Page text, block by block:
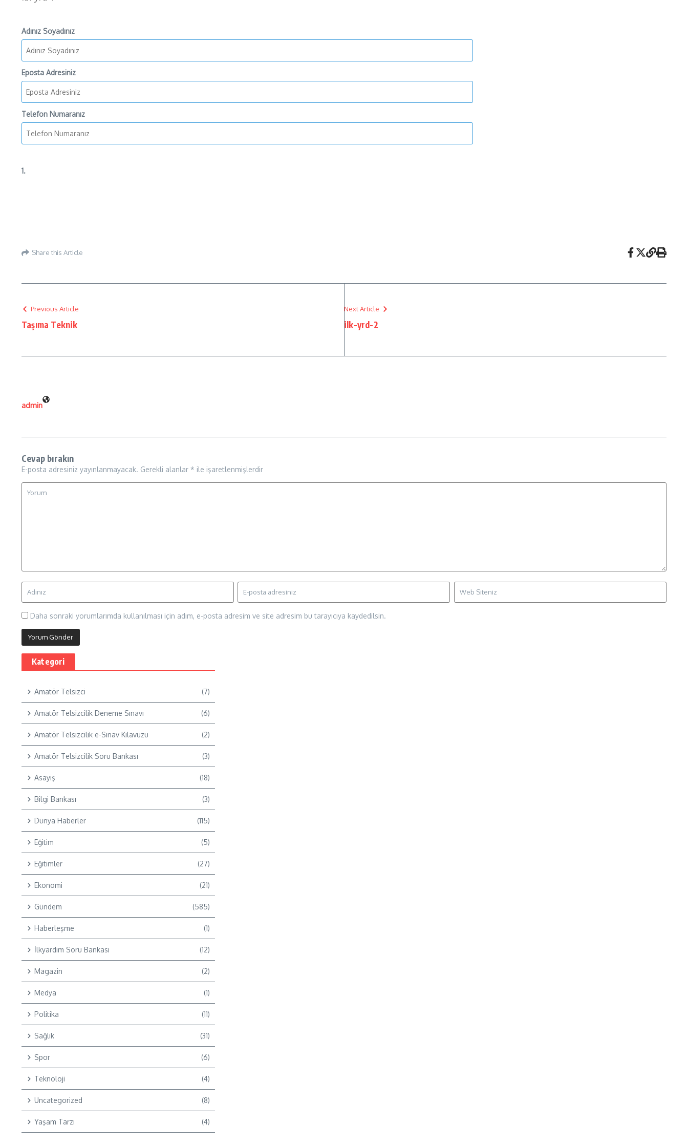
Adınız Soyadınız
Eposta Adresiniz
Telefon Numaranız
1.
Share this Article
Previous Article
Taşıma Teknik
Next Article
ilk-yrd-2
admin
Cevap bırakın
E-posta adresiniz yayınlanmayacak. Gerekli alanlar * ile işaretlenmişlerdir
Daha sonraki yorumlarımda kullanılması için adım, e-posta adresim ve site adresim bu tarayıcıya kaydedilsin.
Kategori
Amatör Telsizci (7)
Amatör Telsizcilik Deneme Sınavı (6)
Amatör Telsizcilik e-Sınav Kılavuzu (2)
Amatör Telsizcilik Soru Bankası (3)
Asayiş (18)
Bilgi Bankası (3)
Dünya Haberler (115)
Eğitim (5)
Eğitimler (27)
Ekonomi (21)
Gündem (585)
Haberleşme (1)
İlkyardım Soru Bankası (12)
Magazin (2)
Medya (1)
Politika (11)
Sağlık (31)
Spor (6)
Teknoloji (4)
Uncategorized (8)
Yaşam Tarzı (4)